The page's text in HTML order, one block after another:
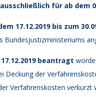
für ab dem
17.12.2019 bis zum
Bundesjustizministeriums
beantragt
Deckung der
Verfahrenskosten verkürzt